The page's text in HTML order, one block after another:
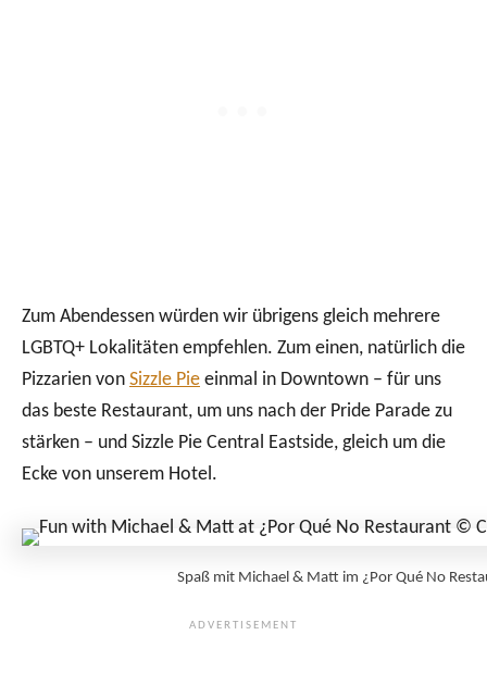
Zum Abendessen würden wir übrigens gleich mehrere
LGBTQ+ Lokalitäten empfehlen. Zum einen, natürlich die
Pizzarien von Sizzle Pie einmal in Downtown – für uns
das beste Restaurant, um uns nach der Pride Parade zu
stärken – und Sizzle Pie Central Eastside, gleich um die
Ecke von unserem Hotel.
Spaß mit Michael & Matt im ¿Por Qué No